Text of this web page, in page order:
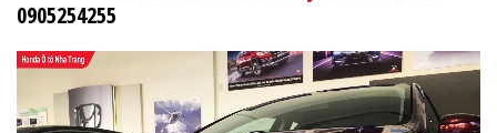
0905254255